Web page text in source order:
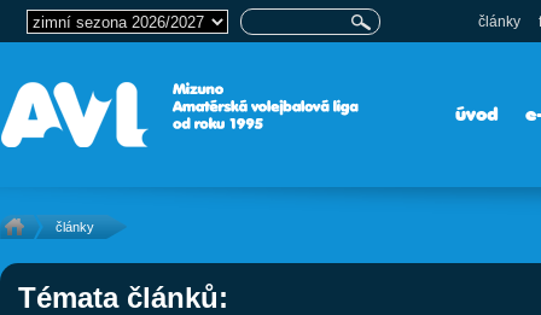
články
úvod
články
Témata článků: